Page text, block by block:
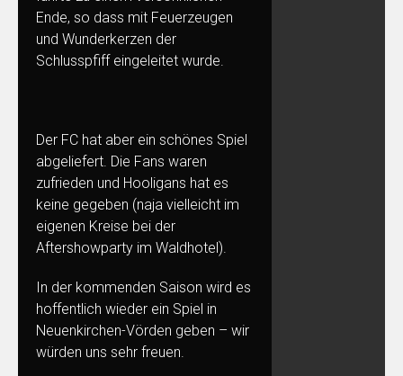
Ende, so dass mit Feuerzeugen
und Wunderkerzen der
Schlusspfiff eingeleitet wurde.
Der FC hat aber ein schönes Spiel
abgeliefert. Die Fans waren
zufrieden und Hooligans hat es
keine gegeben (naja vielleicht im
eigenen Kreise bei der
Aftershowparty im Waldhotel).
In der kommenden Saison wird es
hoffentlich wieder ein Spiel in
Neuenkirchen-Vörden geben – wir
würden uns sehr freuen.